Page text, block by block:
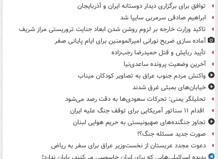
توافق برای برگزاری دیدار دوستانه ایران و آذربایجان
ابراهیم صادقی سرمربی سایپا شد
تاکید وزارت خارجه بر لزوم روشن شدن ابعاد جنایت تروریستی مراز شریف
آماده سازی ضریح نورانی امیرالمومنین برای ایام پایانی صفر
تأیید ربایش و قتل حمیدرضا رجب‌زاده
آخرین وضعیت پرونده ساعدی‌نیا
واکنش مردم جنوب عراق به تصاویر کودکان میناب
خیابان‌های بمبئی غرق شدند
تحلیلگر یمنی: تحرکات سعودی‌ها به دقت رصد می‌شود
اقدام ۱۱ سناتور آمریکایی برای توقف جنگ علیه ایران
تجاوز جنگنده‌های صهیونیستی به حریم هوایی لبنان
صورت جدید مسئله جنگ؟!
دعوت مجدد عربستان از نخست‌وزیر عراق برای سفر به ریاض